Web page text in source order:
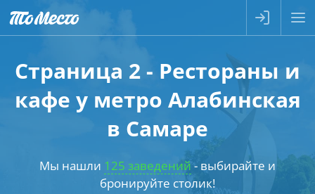
Страница 2 - Рестораны и
кафе у метро Алабинская
в Самаре
Мы нашли 125 заведений- выбирайте и
бронируйте столик!